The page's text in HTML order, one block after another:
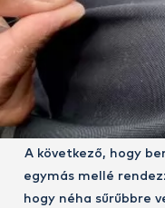
A következő, hogy
egymás mellé
hogy néha sűrűbbre